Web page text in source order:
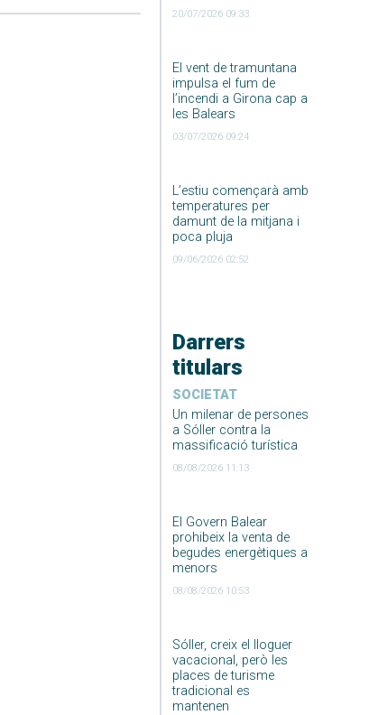
20/07/2026 09:33
El vent de tramuntana
impulsa el fum de
l’incendi a Girona cap a
les Balears
03/07/2026 09:24
L’estiu començarà amb
temperatures per
damunt de la mitjana i
poca pluja
09/06/2026 02:52
Darrers
titulars
SOCIETAT
Un milenar de persones
a Sóller contra la
massificació turística
08/08/2026 11:13
El Govern Balear
prohibeix la venta de
begudes energètiques a
menors
08/08/2026 10:53
Sóller, creix el lloguer
vacacional, però les
places de turisme
tradicional es
mantenen